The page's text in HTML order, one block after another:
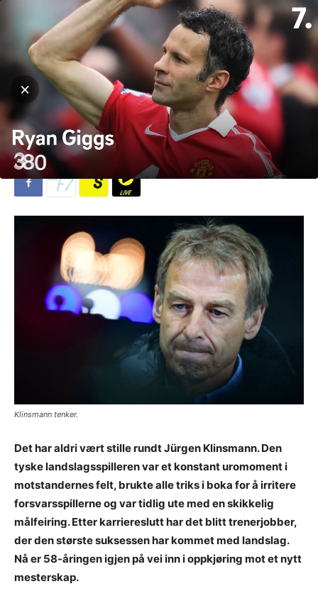
Hjem Fotball
Fotball VM
Klinsmann gyver løs på ny
landslagsjobb
Av T. Richardson - 23. februar 2023 986
Klinsmann tenker.
Det har aldri vært stille rundt Jürgen Klinsmann. Den
tyske landslagsspilleren var et konstant uromoment i
motstandernes felt, brukte alle triks i boka for å irritere
forsvarsspillerne og var tidlig ute med en skikkelig
målfeiring. Etter karriereslutt har det blitt trenerjobber,
der den største suksessen har kommet med landslag.
Nå er 58-åringen igjen på vei inn i oppkjøring mot et nytt
mesterskap.